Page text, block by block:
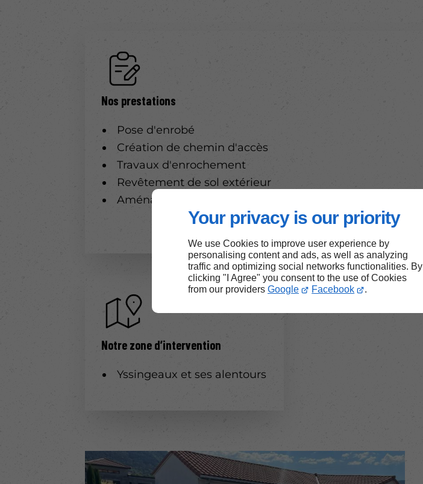
Your privacy is our priority
We use Cookies to improve user experience by
personalising content and ads, as well as analyzing
traffic and optimizing social networks functionalities. By
clicking "I Agree" you consent to the use of Cookies
from our providers Google Facebook .
Nos prestations
Pose d'enrobé
Création de chemin d'accès
Travaux d'enrochement
Revêtement de sol extérieur
Aménagement extérieur
Notre zone d’intervention
Yssingeaux et ses alentours